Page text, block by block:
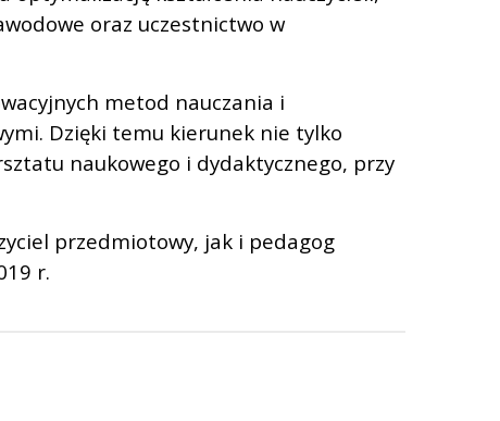
oraz uczestnictwo w
metod nauczania i
Dzięki temu kierunek nie tylko
naukowego i dydaktycznego, przy
przedmiotowy, jak i pedagog
r.